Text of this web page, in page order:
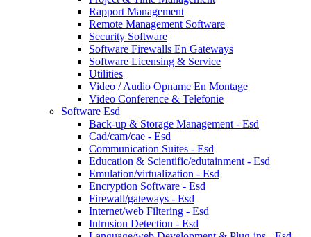
Rapport Management
Remote Management Software
Security Software
Software Firewalls En Gateways
Software Licensing & Service
Utilities
Video / Audio Opname En Montage
Video Conference & Telefonie
Software Esd
Back-up & Storage Management - Esd
Cad/cam/cae - Esd
Communication Suites - Esd
Education & Scientific/edutainment - Esd
Emulation/virtualization - Esd
Encryption Software - Esd
Firewall/gateways - Esd
Internet/web Filtering - Esd
Intrusion Detection - Esd